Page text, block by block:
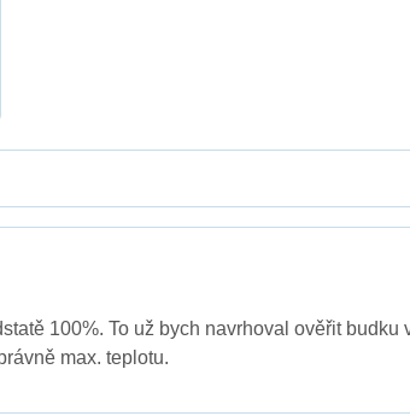
100%. To už bych navrhoval ověřit budku
max. teplotu.